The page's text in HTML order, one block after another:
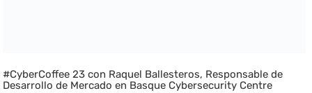
#CyberCoffee 23 con Raquel Ballesteros, Responsable de
Desarrollo de Mercado en Basque Cybersecurity Centre